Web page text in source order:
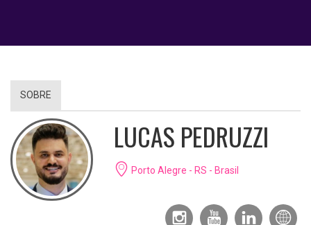
SOBRE
LUCAS PEDRUZZI
Porto Alegre - RS - Brasil